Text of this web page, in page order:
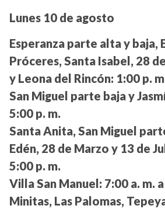
Lunes 10 de agosto
Esperanza parte alta y baja,
Próceres, Santa Isabel, 28
y Leona del Rincón: 1:00 p.
San Miguel parte baja y
5:00 p. m.
Santa Anita, San Miguel
Edén, 28 de Marzo y 13 de
5:00 p. m.
Villa San Manuel: 7:00 a. m.
Minitas, Las Palomas,